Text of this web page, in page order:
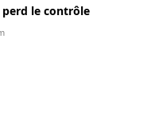
le contrôle